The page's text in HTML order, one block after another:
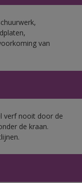
van
verf nooit door de
de kraan.